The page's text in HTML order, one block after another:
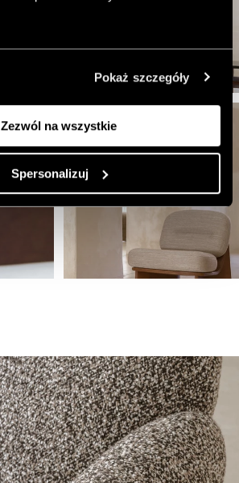
Pokaż szczegóły
Zezwól na wszystkie
Spersonalizuj